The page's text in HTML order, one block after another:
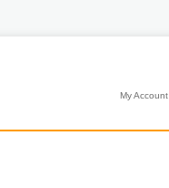
My Account